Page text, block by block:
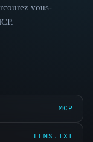
vous-
MCP
LLMS.TXT